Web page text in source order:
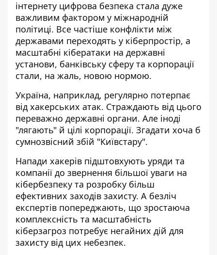
інтернету цифрова безпека стала дуже
важливим фактором у міжнародній
політиці. Все частіше конфлікти між
державами переходять у кіберпростір, а
масштабні кібератаки на державні
установи, банківську сферу та корпорації
стали, на жаль, новою нормою.
Україна, наприклад, регулярно потерпає
від хакерських атак. Страждають від цього
переважно державні органи. Але іноді
"лягають" й цілі корпорації. Згадати хоча б
сумнозвісний збій "Київстару".
Напади хакерів підштовхують уряди та
компанії до звернення більшої уваги на
кібербезпеку та розробку більш
ефективних заходів захисту. А безліч
експертів попереджають, що зростаюча
комплексність та масштабність
кіберзагроз потребує негайних дій для
захисту від цих небезпек.